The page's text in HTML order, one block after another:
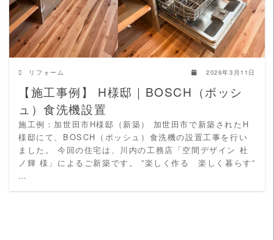
リフォーム 2026年3月11日
【施工事例】 H様邸｜BOSCH（ボッシ
ュ）食洗機設置
施工例：加世田市H様邸（新築） 加世田市で新築されたH
様邸にて、BOSCH（ボッシュ）食洗機の設置工事を行い
ました。 今回の住宅は、川内の工務店「空間デザイン 杜
ノ輝 様」によるご新築です。 ”楽しく作る 楽しく暮らす”
…